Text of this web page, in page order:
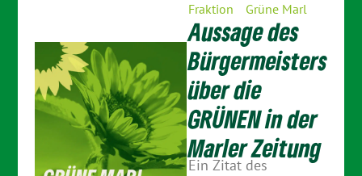
Fraktion Grüne Marl
Aussage des
Bürgermeisters
über die
GRÜNEN in der
Marler Zeitung
Ein Zitat des